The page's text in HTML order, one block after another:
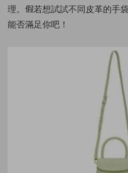
理。假若想試試不同皮革的手
能否滿足你吧！